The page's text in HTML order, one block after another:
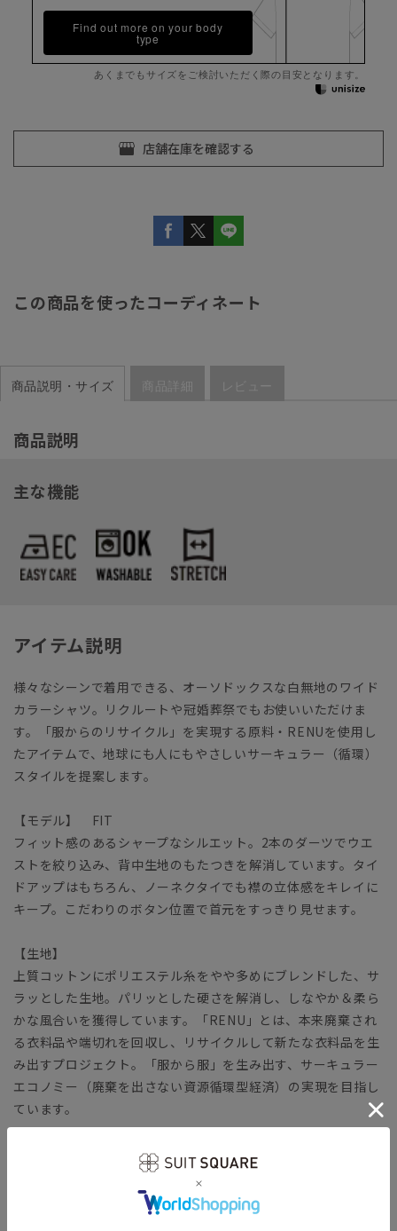
Find out more on your body
type
あくまでもサイズをご検討いただく際の目安となります。
この商品を使ったコーディネート
商品説明・サイズ 商品詳細 レビュー
商品説明
主な機能
アイテム説明
様々なシーンで着用できる、オーソドックスな白無地のワイド
カラーシャツ。リクルートや冠婚葬祭でもお使いいただけま
す。「服からのリサイクル」を実現する原料・RENUを使用し
たアイテムで、地球にも人にもやさしいサーキュラー（循環）
スタイルを提案します。
【モデル】 FIT
フィット感のあるシャープなシルエット。2本のダーツでウエ
ストを絞り込み、背中生地のもたつきを解消しています。タイ
ドアップはもちろん、ノーネクタイでも襟の立体感をキレイに
キープ。こだわりのボタン位置で首元をすっきり見せます。
【生地】
上質コットンにポリエステル糸をやや多めにブレンドした、サ
ラッとした生地。パリッとした硬さを解消し、しなやか＆柔ら
かな風合いを獲得しています。「RENU」とは、本来廃棄され
る衣料品や端切れを回収し、リサイクルして新たな衣料品を生
み出すプロジェクト。「服から服」を生み出す、サーキュラー
エコノミー（廃棄を出さない資源循環型経済）の実現を目指し
ています。
SUPER EASY CARE（スーパーイージーケア）／お手入れ簡単
な形態安定加工により、着用時や洗濯後もシワになりにくく、
アイロン掛けが楽に行えます。